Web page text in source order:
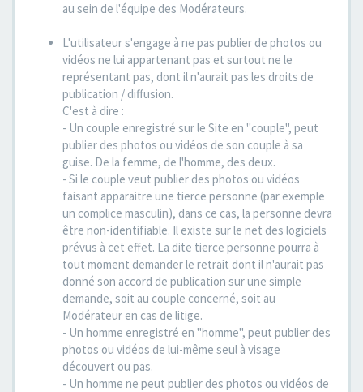
au sein de l'équipe des Modérateurs.
L'utilisateur s'engage à ne pas publier de photos ou
vidéos ne lui appartenant pas et surtout ne le
représentant pas, dont il n'aurait pas les droits de
publication / diffusion.
C'est à dire :
- Un couple enregistré sur le Site en "couple", peut
publier des photos ou vidéos de son couple à sa
guise. De la femme, de l'homme, des deux.
- Si le couple veut publier des photos ou vidéos
faisant apparaitre une tierce personne (par exemple
un complice masculin), dans ce cas, la personne devra
être non-identifiable. Il existe sur le net des logiciels
prévus à cet effet. La dite tierce personne pourra à
tout moment demander le retrait dont il n'aurait pas
donné son accord de publication sur une simple
demande, soit au couple concerné, soit au
Modérateur en cas de litige.
- Un homme enregistré en "homme", peut publier des
photos ou vidéos de lui-même seul à visage
découvert ou pas.
- Un homme ne peut publier des photos ou vidéos de